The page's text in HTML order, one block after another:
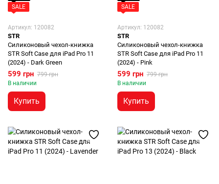
SALE
Артикул: 120082
STR
Силиконовый чехол-книжка
STR Soft Case для iPad Pro 11
(2024) - Dark Green
599 грн 799 грн
В наличии
Купить
SALE
Артикул: 120082
STR
Силиконовый чехол-книжка
STR Soft Case для iPad Pro 11
(2024) - Pink
599 грн 799 грн
В наличии
Купить